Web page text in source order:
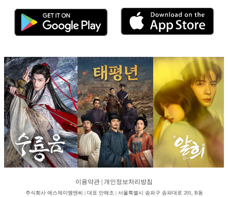
이용약관 개인정보처리방침
주식회사 에스제이엠엔씨 | 대표 안해조 | 서울특별시 송파구 송파대로 201, B동